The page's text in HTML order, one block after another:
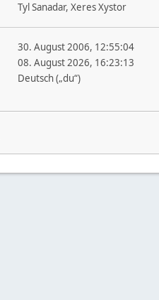
Tyl Sanadar, Xeres Xystor
30. August 2006, 12:55:04
08. August 2026, 16:23:13
Deutsch („du“)